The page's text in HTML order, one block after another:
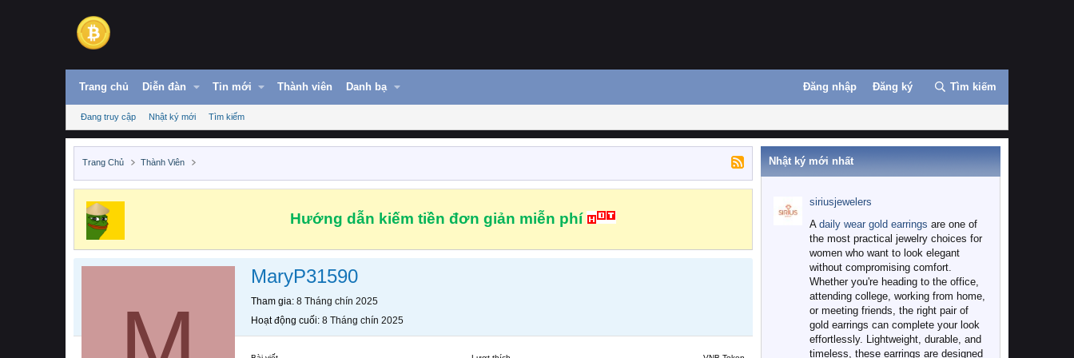
Trang chủ Diễn đàn Tin mới Thành viên Danh bạ Đăng nhập Đăng ký Tìm kiếm
Đang truy cập Nhật ký mới Tìm kiếm
Trang Chủ Thành Viên
Hướng dẫn kiếm tiền đơn giản miễn phí
MaryP31590
Tham gia 8 Tháng chín 2025
Hoạt động cuối 8 Tháng chín 2025
Nhật ký mới nhất
siriusjewelers
A daily wear gold earrings are one of
the most practical jewelry choices for
women who want to look elegant
without compromising comfort.
Whether you're heading to the office,
attending college, working from home,
or meeting friends, the right pair of
gold earrings can complete your look
effortlessly. Lightweight, durable, and
timeless, these earrings are designed